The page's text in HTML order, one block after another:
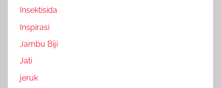
Insektisida
Inspirasi
Jambu Biji
Jati
jeruk